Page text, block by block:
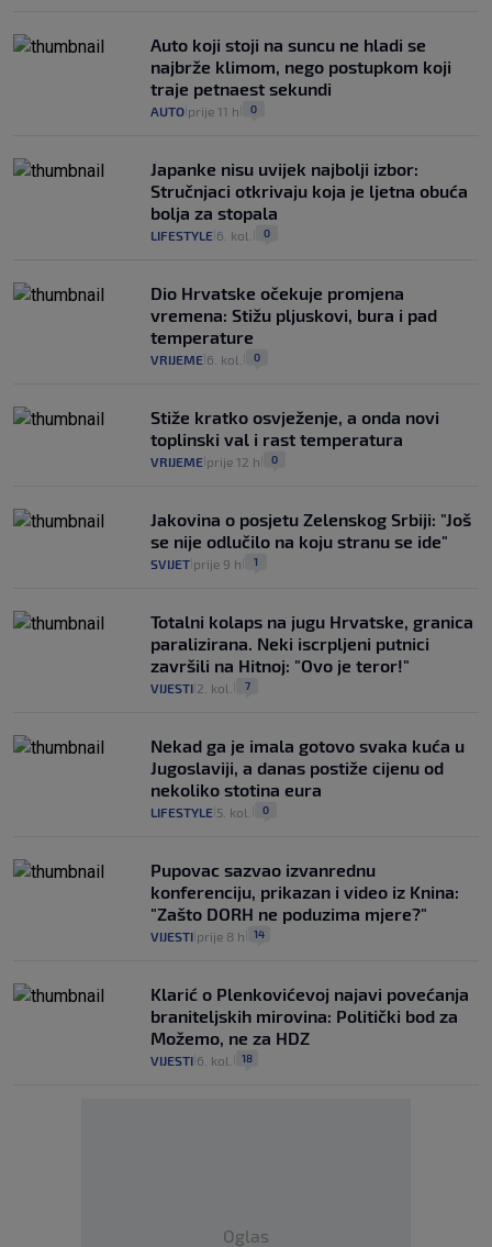
Auto koji stoji na suncu ne hladi se
najbrže klimom, nego postupkom koji
traje petnaest sekundi
AUTO prije 11 h 0
Japanke nisu uvijek najbolji izbor:
Stručnjaci otkrivaju koja je ljetna obuća
bolja za stopala
LIFESTYLE 6. kol. 0
Dio Hrvatske očekuje promjena
vremena: Stižu pljuskovi, bura i pad
temperature
VRIJEME 6. kol. 0
Stiže kratko osvježenje, a onda novi
toplinski val i rast temperatura
VRIJEME prije 12 h 0
Jakovina o posjetu Zelenskog Srbiji: "Još
se nije odlučilo na koju stranu se ide"
SVIJET prije 9 h 1
Totalni kolaps na jugu Hrvatske, granica
paralizirana. Neki iscrpljeni putnici
završili na Hitnoj: "Ovo je teror!"
VIJESTI 2. kol. 7
Nekad ga je imala gotovo svaka kuća u
Jugoslaviji, a danas postiže cijenu od
nekoliko stotina eura
LIFESTYLE 5. kol. 0
Pupovac sazvao izvanrednu
konferenciju, prikazan i video iz Knina:
"Zašto DORH ne poduzima mjere?"
VIJESTI prije 8 h 14
Klarić o Plenkovićevoj najavi povećanja
braniteljskih mirovina: Politički bod za
Možemo, ne za HDZ
VIJESTI 6. kol. 18
Oglas